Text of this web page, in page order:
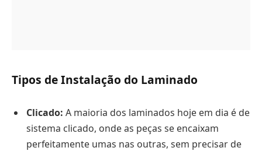
Tipos de Instalação do Laminado
Clicado: A maioria dos laminados hoje em dia é de
sistema clicado, onde as peças se encaixam
perfeitamente umas nas outras, sem precisar de